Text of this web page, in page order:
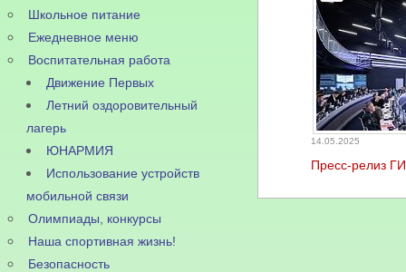
Школьное питание
Ежедневное меню
Воспитательная работа
Движение Первых
Летний оздоровительный
лагерь
ЮНАРМИЯ
Использование устройств
мобильной связи
Олимпиады, конкурсы
Наша спортивная жизнь!
Безопасность
14.05.2025
Пресс-релиз